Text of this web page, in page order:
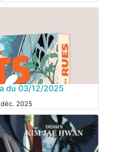
du 03/12/2025
2025